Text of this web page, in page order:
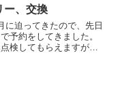
ー、交換
に迫ってきたので、先日
予約をしてきました。
検してもらえますが、